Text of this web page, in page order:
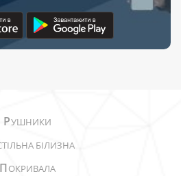
РУШНИКИ
БІЛИЗНА
ПОКРИВАЛА